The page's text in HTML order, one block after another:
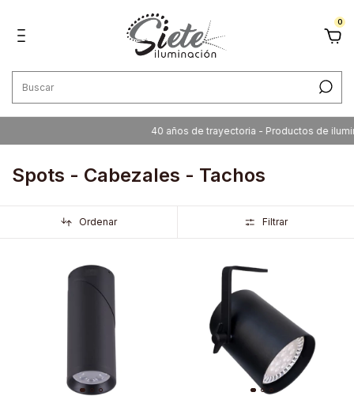
0
40 años de trayectoria - Productos de
Spots - Cabezales - Tachos
Ordenar Filtrar